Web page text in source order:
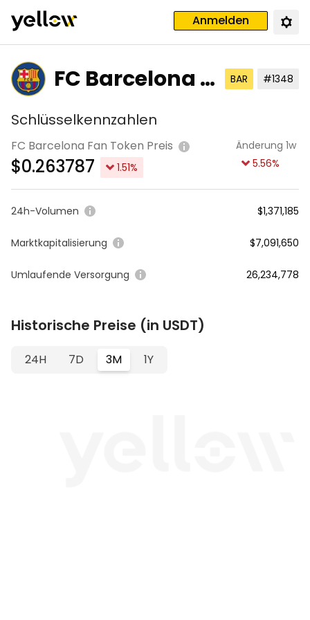
Anmelden
FC Barcelona F
an Token
BAR #1348
Schlüsselkennzahlen
FC Barcelona Fan Token Preis
$0.263787 1.51%
Änderung 1w
5.56%
24h-Volumen $1,371,185
Marktkapitalisierung $7,091,650
Umlaufende Versorgung 26,234,778
Historische Preise (in USDT)
24H 7D 3M 1Y